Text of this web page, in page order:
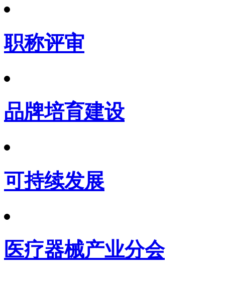
职称评审
品牌培育建设
可持续发展
医疗器械产业分会